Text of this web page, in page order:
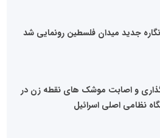
جدید میدان فلسطین رونمایی شد
و اصابت موشک های نقطه زن در